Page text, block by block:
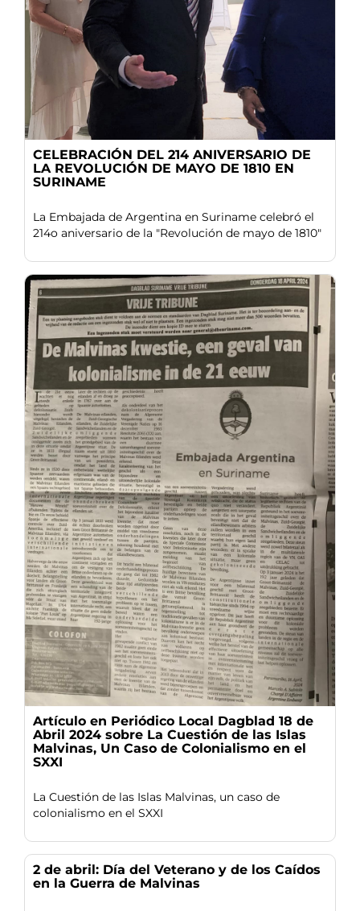
CELEBRACIÓN DEL 214 ANIVERSARIO DE
LA REVOLUCIÓN DE MAYO DE 1810 EN
SURINAME
La Embajada de Argentina en Suriname celebró el
214o aniversario de la "Revolución de mayo de 1810"
Artículo en Periódico Local Dagblad 18 de
Abril 2024 sobre La Cuestión de las Islas
Malvinas, Un Caso de Colonialismo en el
SXXI
La Cuestión de las Islas Malvinas, un caso de
colonialismo en el SXXI
2 de abril: Día del Veterano y de los Caídos
en la Guerra de Malvinas